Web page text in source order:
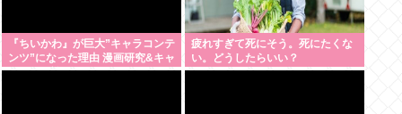
『ちいかわ』が巨大”キャラコンテ
ンツ”になった理由 漫画研究&キャ
ラクター論から紐解く
疲れすぎて死にそう。死にたくな
い。どうしたらいい？